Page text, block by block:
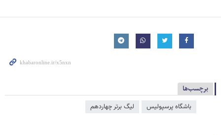
برچسب‌ها
باشگاه پرسپولیس لیگ برتر چهاردهم